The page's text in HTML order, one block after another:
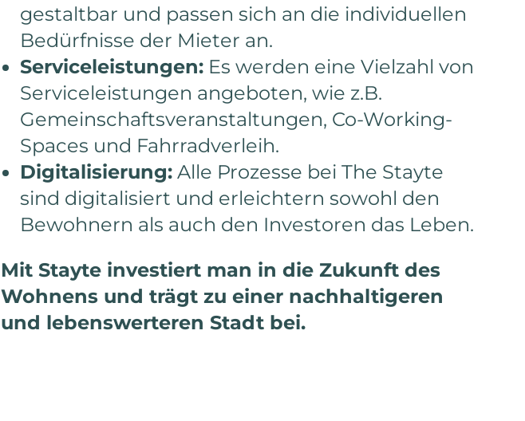
gestaltbar und passen sich an die individuellen
Bedürfnisse der Mieter an.
Serviceleistungen: Es werden eine Vielzahl von
Serviceleistungen angeboten, wie z.B.
Gemeinschaftsveranstaltungen, Co-Working-
Spaces und Fahrradverleih.
Digitalisierung: Alle Prozesse bei The Stayte
sind digitalisiert und erleichtern sowohl den
Bewohnern als auch den Investoren das Leben.
Mit Stayte investiert man in die Zukunft des
Wohnens und trägt zu einer nachhaltigeren
und lebenswerteren Stadt bei.